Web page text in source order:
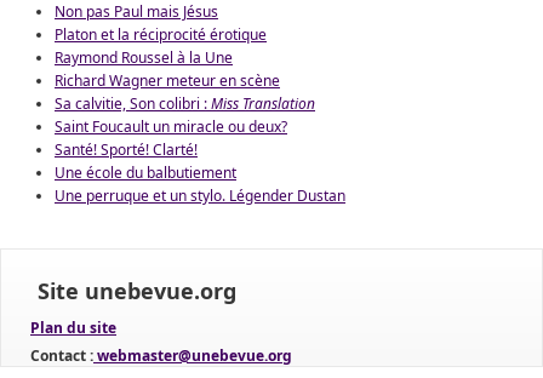
Non pas Paul mais Jésus
Platon et la réciprocité érotique
Raymond Roussel à la Une
Richard Wagner meteur en scène
Sa calvitie, Son colibri :Miss Translation
Saint Foucault un miracle ou deux?
Santé! Sporté! Clarté!
Une école du balbutiement
Une perruque et un stylo. Légender Dustan
Site unebevue.org
Plan du site
Contact :webmaster@unebevue.org